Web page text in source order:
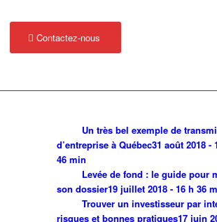
Contactez-nous
Un très bel exemple de
d’entreprise à Québec31 août 2018 -
46 min
Levée de fond : le guide pour
son dossier19 juillet 2018 - 16 h 36
Trouver un investisseur par
risques et bonnes pratiques17 juin